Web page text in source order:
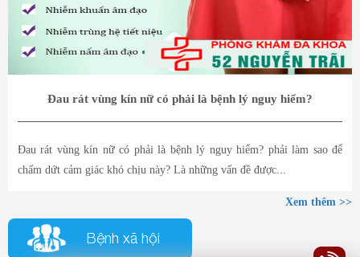
Đau rát vùng kín nữ có phải là bệnh lý nguy hiểm?
Đau rát vùng kín nữ có phải là bệnh lý nguy hiểm? phải làm sao để
chấm dứt cảm giác khó chịu này? Là những vấn đề được...
Xem thêm >>
Bệnh xã hội